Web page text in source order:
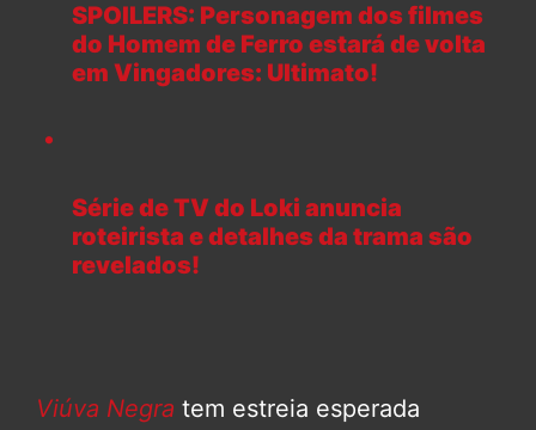
SPOILERS: Personagem dos filmes
do Homem de Ferro estará de volta
em Vingadores: Ultimato!
Série de TV do Loki anuncia
roteirista e detalhes da trama são
revelados!
Viúva Negra tem estreia esperada